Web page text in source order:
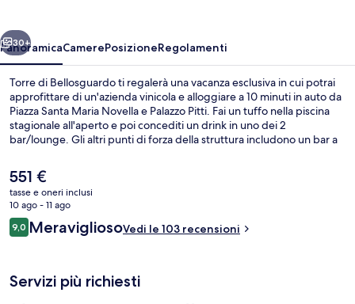
Avanti
30+
PanoramicaCamerePosizioneRegolamenti
Torre di Bellosguardo ti regalerà una vacanza esclusiva in cui potrai
approfittare di un'azienda vinicola e alloggiare a 10 minuti in auto da
Piazza Santa Maria Novella e Palazzo Pitti. Fai un tuffo nella piscina
stagionale all'aperto e poi concediti un drink in uno dei 2
bar/lounge. Gli altri punti di forza della struttura includono un bar a
Il
prezzo
attuale
è
551 €
551 €
tasse e oneri inclusi
10 ago - 11 ago
Recensioni
9,09,0 su 10
MeravigliosoVedi le 103 recensioni
Servizi più richiesti